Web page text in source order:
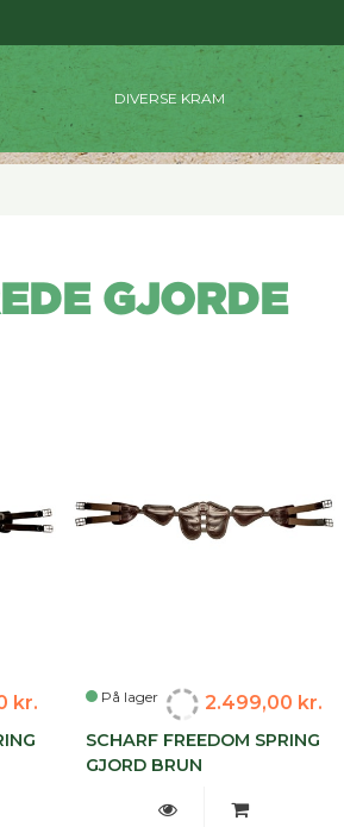
DIVERSE KRAM
GJORDE
kr. På lager 2.499,00 kr.
SCHARF FREEDOM SPRING
GJORD BRUN